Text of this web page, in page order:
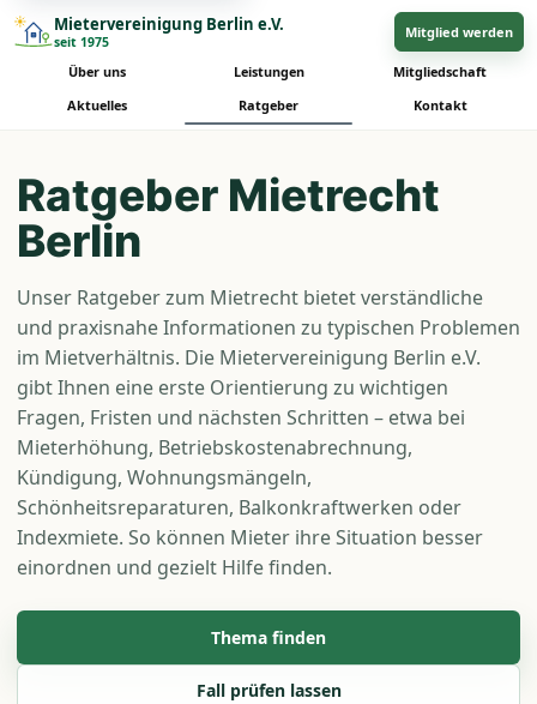
Mietervereinigung Berlin e.V.
seit 1975
Über uns Leistungen
Mitgliedschaft
Aktuelles
Ratgeber Kontakt
Mitglied werden
Ratgeber Mietrecht
Berlin
Unser Ratgeber zum Mietrecht bietet verständliche
und praxisnahe Informationen zu typischen Problemen
im Mietverhältnis. Die Mietervereinigung Berlin e.V.
gibt Ihnen eine erste Orientierung zu wichtigen
Fragen, Fristen und nächsten Schritten – etwa bei
Mieterhöhung, Betriebskostenabrechnung,
Kündigung, Wohnungsmängeln,
Schönheitsreparaturen, Balkonkraftwerken oder
Indexmiete. So können Mieter ihre Situation besser
einordnen und gezielt Hilfe finden.
Thema finden
Fall prüfen lassen